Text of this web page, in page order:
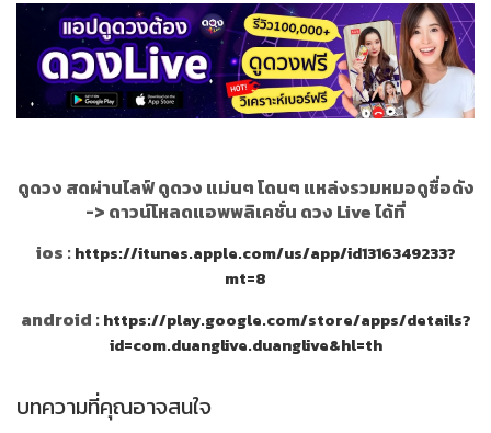
ดูดวง สดผ่านไลฟ์ ดูดวง แม่นๆ โดนๆ แหล่งรวมหมอดูชื่อดัง
-> ดาวน์โหลดแอพพลิเคชั่น ดวง Live ได้ที่
ios :https://itunes.apple.com/us/app/id1316349233?
mt=8
android :https://play.google.com/store/apps/details?
id=com.duanglive.duanglive&hl=th
บทความที่คุณอาจสนใจ